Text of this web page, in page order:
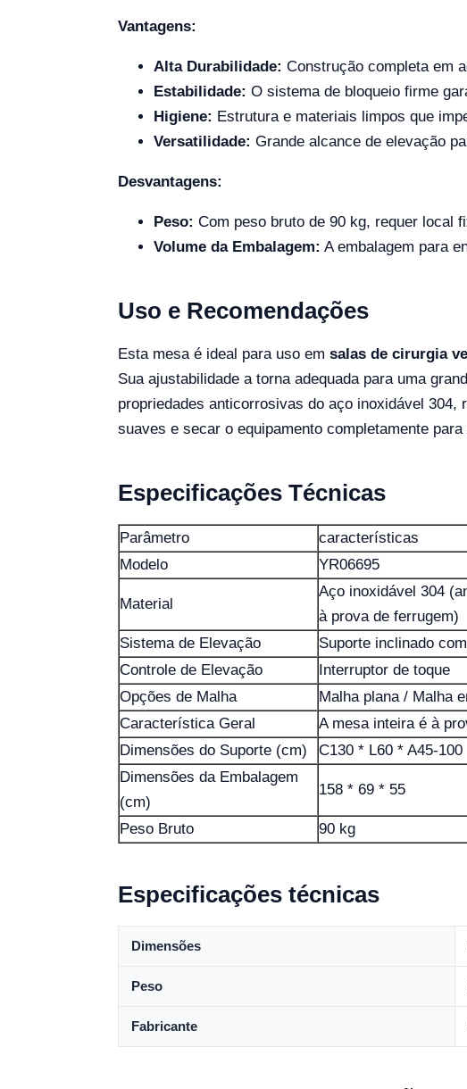
Vantagens:
Alta Durabilidade: Construção completa em
Estabilidade: O sistema de bloqueio firme
Higiene: Estrutura e materiais limpos que
Versatilidade: Grande alcance de elevação
Desvantagens:
Peso: Com peso bruto de 90 kg, requer local
Volume da Embalagem: A embalagem para
Uso e Recomendações
Esta mesa é ideal para uso em salas de cirurgia
Sua ajustabilidade a torna adequada para uma
propriedades anticorrosivas do aço inoxidável
suaves e secar o equipamento completamente
Especificações Técnicas
Parâmetro
características
Modelo
YR06695
Material
Aço inoxidável 304
à prova de ferrugem)
Sistema de Elevação
Suporte inclinado
Controle de Elevação
Interruptor de toque
Opções de Malha
Malha plana / Malha
Característica Geral
A mesa inteira é à
Dimensões do Suporte (cm)
C130 * L60 * A45-100
Dimensões da Embalagem
(cm)
158 * 69 * 55
Peso Bruto 90 kg
Especificações técnicas
Dimensões
Peso
Fabricante